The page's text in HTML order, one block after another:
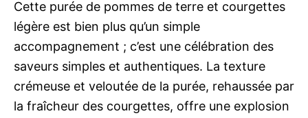
Cette purée de pommes de terre et courgettes
légère est bien plus qu’un simple
accompagnement ; c’est une célébration des
saveurs simples et authentiques. La texture
crémeuse et veloutée de la purée, rehaussée par
la fraîcheur des courgettes, offre une explosion